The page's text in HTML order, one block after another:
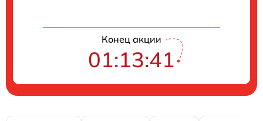
Конец акции
01:13:40